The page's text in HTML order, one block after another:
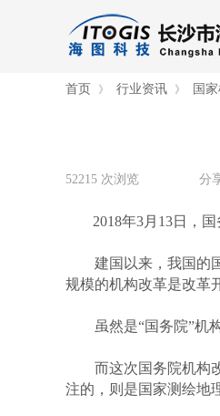
首页 》 行业资讯 》 国
52215 次浏览 分
2018年3月13日，
建国以来，我国的国
规模的机构改革是改革
虽然是“国务院”机构
而这次国务院机构改
注的，则是国家测绘地